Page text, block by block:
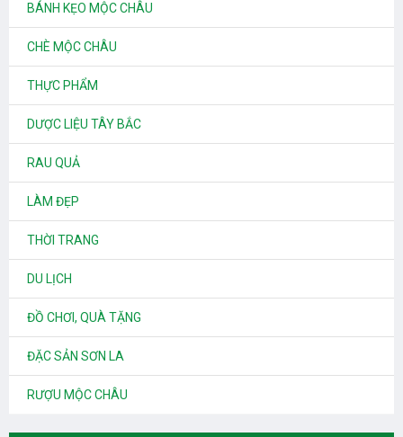
BÁNH KẸO MỘC CHÂU
CHÈ MỘC CHÂU
THỰC PHẨM
DƯỢC LIỆU TÂY BẮC
RAU QUẢ
LÀM ĐẸP
THỜI TRANG
DU LỊCH
ĐỒ CHƠI, QUÀ TẶNG
ĐẶC SẢN SƠN LA
RƯỢU MỘC CHÂU